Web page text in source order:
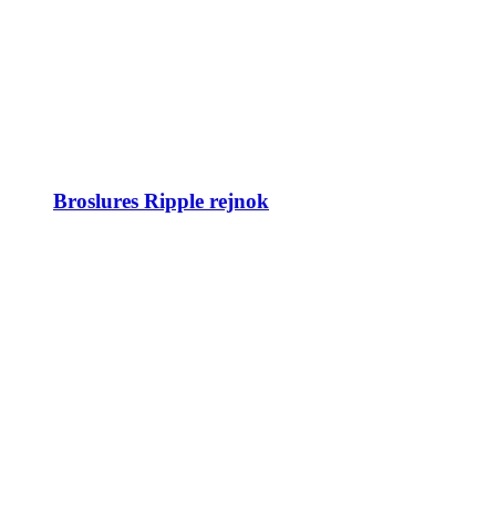
Broslures Ripple rejnok